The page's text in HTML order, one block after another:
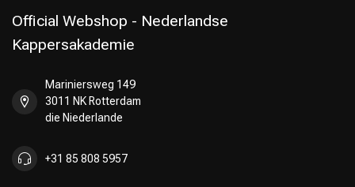
Official Webshop - Nederlandse
Kappersakademie
Mariniersweg 149
3011 NK Rotterdam
die Niederlande
+31 85 808 5957